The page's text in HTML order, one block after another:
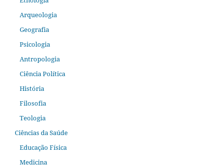
Arqueologia
Geografia
Psicologia
Antropologia
Ciência Política
História
Filosofia
Teologia
Ciências da Saúde
Educação Física
Medicina